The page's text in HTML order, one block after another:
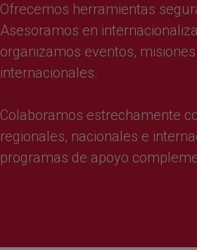
Ofrecemos herramientas
Asesoramos en
organizamos eventos,
internacionales.
Colaboramos estrechamente
regionales, nacionales e
programas de apoyo